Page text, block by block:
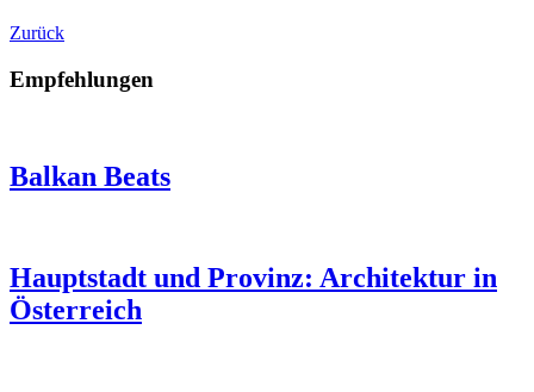
Zurück
Empfehlungen
Balkan Beats
Hauptstadt und Provinz: Architektur in
Österreich